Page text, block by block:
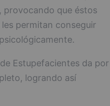
provocando que éstos
permitan conseguir
Estupefacientes da por
logrando así